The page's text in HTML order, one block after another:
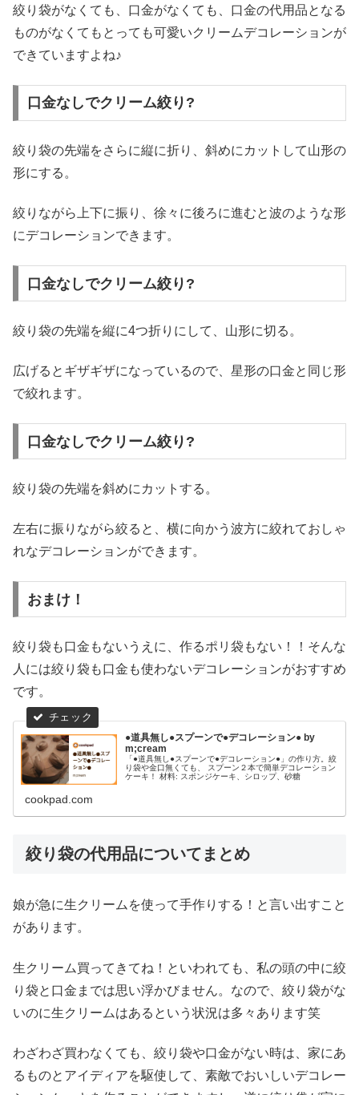
絞り袋がなくても、口金がなくても、口金の代用品となる
ものがなくてもとっても可愛いクリームデコレーションが
できていますよね♪
口金なしでクリーム絞り?
絞り袋の先端をさらに縦に折り、斜めにカットして山形の
形にする。
絞りながら上下に振り、徐々に後ろに進むと波のような形
にデコレーションできます。
口金なしでクリーム絞り?
絞り袋の先端を縦に4つ折りにして、山形に切る。
広げるとギザギザになっているので、星形の口金と同じ形
で絞れます。
口金なしでクリーム絞り?
絞り袋の先端を斜めにカットする。
左右に振りながら絞ると、横に向かう波方に絞れておしゃ
れなデコレーションができます。
おまけ！
絞り袋も口金もないうえに、作るポリ袋もない！！そんな
人には絞り袋も口金も使わないデコレーションがおすすめ
です。
●道具無し●スプーンで●デコレーション● by
m;cream
「●道具無し●スプーンで●デコレーション●」の作り方。絞
り袋や金口無くても、 スプーン２本で簡単デコレーション
ケーキ！ 材料: スポンジケーキ、シロップ、砂糖
cookpad.com
絞り袋の代用品についてまとめ
娘が急に生クリームを使って手作りする！と言い出すこと
があります。
生クリーム買ってきてね！といわれても、私の頭の中に絞
り袋と口金までは思い浮かびません。なので、絞り袋がな
いのに生クリームはあるという状況は多々あります笑
わざわざ買わなくても、絞り袋や口金がない時は、家にあ
るものとアイディアを駆使して、素敵でおいしいデコレー